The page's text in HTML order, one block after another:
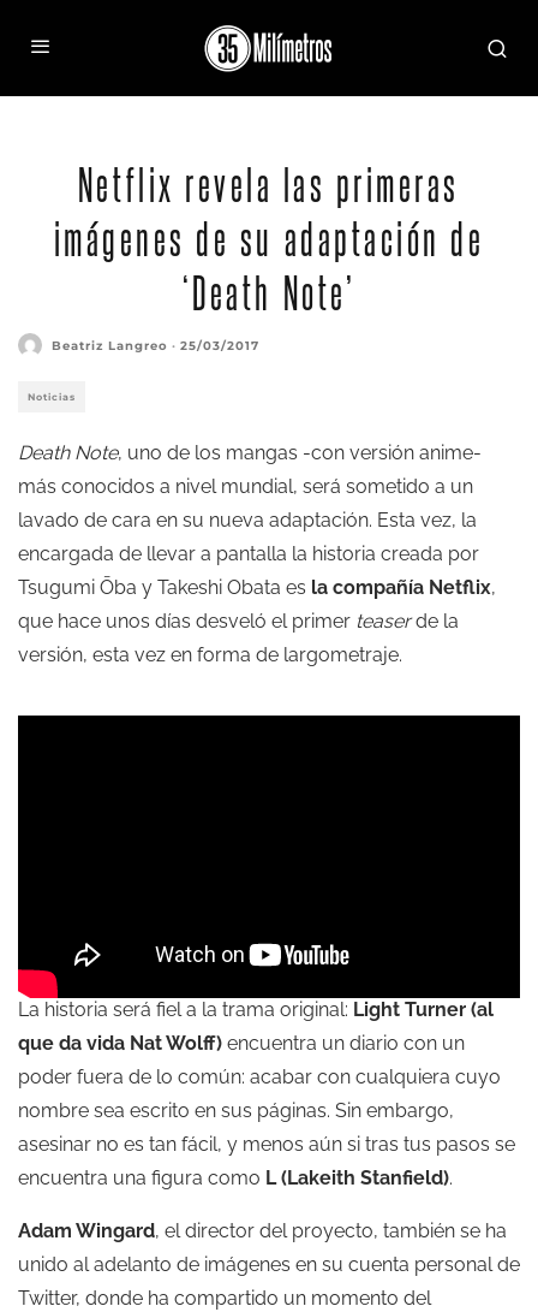
Netflix revela las primeras
imágenes de su adaptación de
‘Death Note’
Beatriz Langreo · 25/03/2017
Noticias
Death Note, uno de los mangas -con versión anime-
más conocidos a nivel mundial, será sometido a un
lavado de cara en su nueva adaptación. Esta vez, la
encargada de llevar a pantalla la historia creada por
Tsugumi Ōba y Takeshi Obata es la compañía Netflix,
que hace unos días desveló el primer teaserde la
versión, esta vez en forma de largometraje.
La historia será fiel a la trama original: Light Turner (al
que da vida Nat Wolff) encuentra un diario con un
poder fuera de lo común: acabar con cualquiera cuyo
nombre sea escrito en sus páginas. Sin embargo,
asesinar no es tan fácil, y menos aún si tras tus pasos se
encuentra una figura como L (Lakeith Stanfield).
Adam Wingard, el director del proyecto, también se ha
unido al adelanto de imágenes en su cuenta personal de
Twitter, donde ha compartido un momento del